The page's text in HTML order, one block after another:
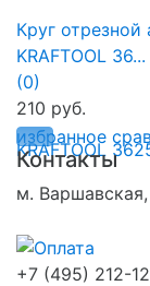
избранное
Круг
KRAFTOOL 36...
(0)
210 руб.
Контакты
м.
+7 (495) 212-